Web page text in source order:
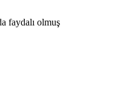
faydalı olmuş